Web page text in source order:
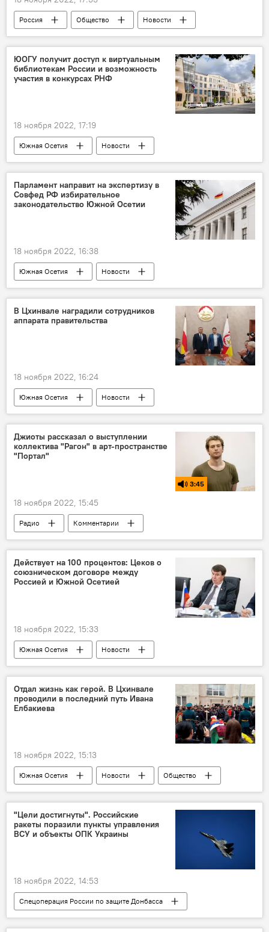
Россия Общество
Новости
СВО
ЮОГУ получит доступ к виртуальным
библиотекам России и возможность
участия в конкурсах РНФ
18 ноября 2022, 17:19
Южная Осетия
Новости
Совфед РФ
ЮОГУ
Парламент направит на экспертизу в
Совфед РФ избирательное
законодательство Южной Осетии
18 ноября 2022, 16:38
Южная Осетия
Новости
Совфед РФ
Парламент Южной Осетии
В Цхинвале наградили сотрудников
аппарата правительства
18 ноября 2022, 16:24
Южная Осетия Новости
Джиоты рассказал о выступлении
коллектива "Рагон" в арт-пространстве
"Портал"
3:45
18 ноября 2022, 15:45
Радио
Комментарии
Южная Осетия
Действует на 100 процентов: Цеков о
союзническом договоре между
Россией и Южной Осетией
18 ноября 2022, 15:33
Южная Осетия
Новости
Совфед РФ
Парламент Южной Осетии
Россия
Отдал жизнь как герой. В Цхинвале
проводили в последний путь Ивана
Елбакиева
18 ноября 2022, 15:13
Южная Осетия Новости
Общество
Цхинвал
СВО
"Цели достигнуты". Российские
ракеты поразили пункты управления
ВСУ и объекты ОПК Украины
18 ноября 2022, 14:53
Спецоперация России по защите Донбасса
Украина
Россия